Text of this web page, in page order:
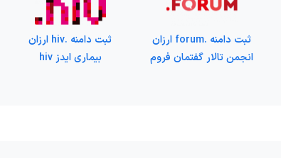
ثبت دامنه .forum ارزان
انجمن تالار گفتمان فروم
ثبت دامنه .hiv ارزان
بیماری ایدز hiv